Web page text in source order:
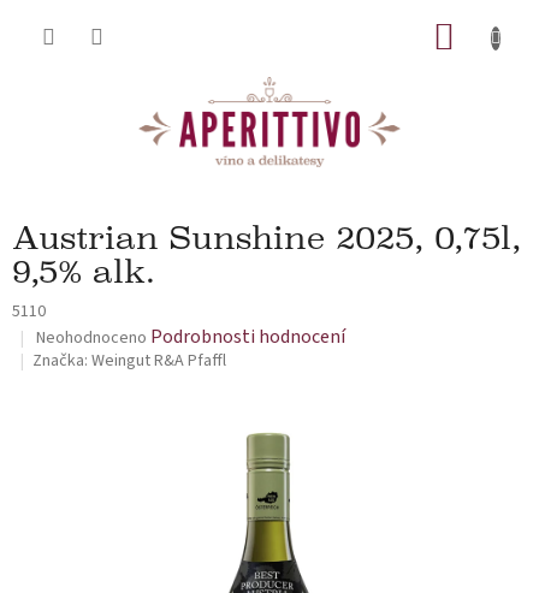
Austrian Sunshine 2025, 0,75l,
9,5% alk.
5110
Průměrné hodnocení produktu je 0,0 z 5 hvězdiček.
Neohodnoceno Podrobnosti hodnocení
Značka: Weingut R&A Pfaffl